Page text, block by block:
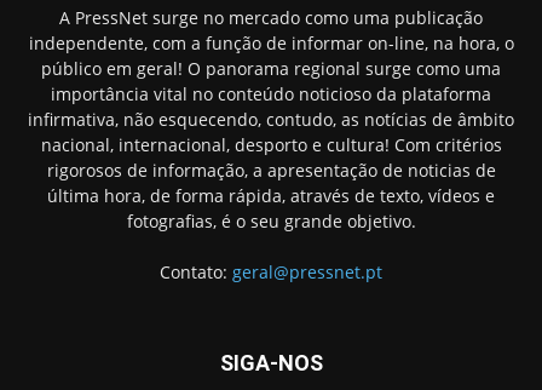
A PressNet surge no mercado como uma publicação
independente, com a função de informar on-line, na hora, o
público em geral! O panorama regional surge como uma
importância vital no conteúdo noticioso da plataforma
infirmativa, não esquecendo, contudo, as notícias de âmbito
nacional, internacional, desporto e cultura! Com critérios
rigorosos de informação, a apresentação de noticias de
última hora, de forma rápida, através de texto, vídeos e
fotografias, é o seu grande objetivo.
Contato: geral@pressnet.pt
SIGA-NOS